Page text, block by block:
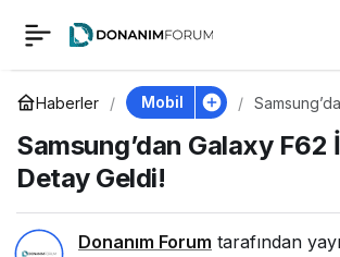
Haberler Mobil
Samsung’dan Galaxy F62
Detay Geldi!
Donanım Forum tarafından
Samsung’dan Galaxy
F62 İçin İlk Detay
Geldi!